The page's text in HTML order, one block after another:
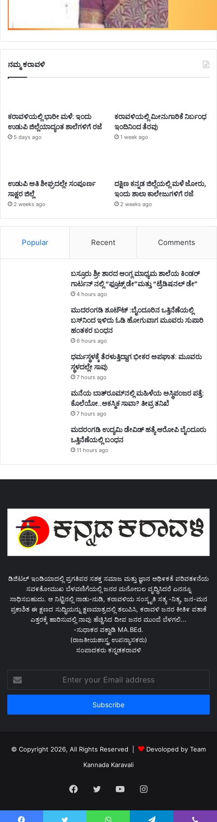
ನಮ್ಮ ಕರಾವಳಿ
ಕರಾವಳಿಯಲ್ಲಿ ಭಾರೀ ಮಳೆ: ಇಂದು
ಉಡುಪಿ ಜಿಲ್ಲೆಯಾದ್ಯಂತ ಶಾಲೆಗಳಿಗೆ ರಜೆ
5 days ago
ಕರಾವಳಿಯಲ್ಲಿ ಮೀನುಗಾರಿಕೆ ನಿರ್ಬಂಧ
ಇಂದಿನಿಂದ ತೆರವು
1 week ago
ಉಡುಪಿ ಅತಿ ಶೀಘ್ರದಲ್ಲೇ ಸಂಪೂರ್ಣ
ಸಾಕ್ಷರ ಜಿಲ್ಲೆ
2 weeks ago
ದಕ್ಷಿಣ ಕನ್ನಡ ಜಿಲ್ಲೆಯಲ್ಲಿ ಮಳೆ ಜೋರು,
ಇಂದು ಶಾಲಾ ಕಾಲೇಜುಗಳಿಗೆ ರಜೆ
2 weeks ago
Popular Recent Comments
ಬಸ್ರೂರು ಶ್ರೀ ಶಾರದ ಆಂಗ್ಲ ಮಾಧ್ಯಮ ಶಾಲೆಯ ಕಿಂಡರ್
ಗಾರ್ಟನ್ ನಲ್ಲಿ “ಫ್ರೂಟ್ಸ್ ಡೇ”ಮತ್ತು “ಟ್ರೆಡಿಷನಲ್ ಡೇ”
4 hours ago
ಮುದರಂಗಡಿ ಶೂಟೌಟ್ :ಬೈಂದೂರಿನ ಒತ್ತಿನೆಣೆಯಲ್ಲಿ
ಬಸ್‌ನಿಂದ ಇಳಿದು ಓಡಿ ಹೋಗುವಾಗ ಮೂವರು ಸುಪಾರಿ
ಹಂತಕರ ಬಂಧನ
6 hours ago
ಧರ್ಮಸ್ಥಳಕ್ಕೆ ತೆರಳುತ್ತಿದ್ದಾಗ ಭೀಕರ ಅಪಘಾತ: ಮೂವರು
ಸ್ಥಳದಲ್ಲೇ ಸಾವು
7 hours ago
ಮನೆಯ ಬಾತ್‌ರೂಮ್‌ನಲ್ಲಿ ಮಹಿಳೆಯ ಅಸ್ಥಿಪಂಜರ ಪತ್ತೆ:
ಕೊಲೆಯೋ..ಆಕಸ್ಮಿಕ ಸಾವಾ? ತೀವ್ರ ತನಿಖೆ
7 hours ago
ಮದರಂಗಡಿ ಉದ್ಯಮಿ ಡೇವಿಡ್ ಹತ್ಯೆ ಆರೋಪಿ ಬೈಂದೂರು
ಒತ್ತಿನೆಣೆಯಲ್ಲಿ ಬಂಧನ
11 hours ago
ಡಿಜಿಟಲ್ ಇಂಡಿಯಾದಲ್ಲಿ ಪ್ರಗತಿಪರ ಸಶಕ್ತ ಸಮಾಜ ಮತ್ತು ಜ್ಞಾನ ಆಥಿ೯ಕತೆ ಪರಿವತ೯ನೆಯ
ಸವ೯ತೋಮುಖ ಬೆಳವಣಿಗೆಯಲ್ಲಿ ಜನರ ಮನೋಬಲ ವೃದ್ಧಿಸಿದರೆ ಏನನ್ನೂ
ಸಾಧಿಸಬಹುದು. ಆ ನಿಟ್ಟಿನಲ್ಲಿ ನಾಡು-ನುಡಿ, ಕರಾವಳಿಯ ಸಂಸ್ಕೃತಿ ಸತ್ಯ -ನಿತ್ಯ, ಜನ-ಮನ
ಪ್ರಕಾಶಿತ ಈ ಕ್ಷಣದ ಸುದ್ಧಿಯನ್ನು ಕ್ಷಣಮಾತ್ರದಲ್ಲಿ ತಲುಪಿಸಿ, ಕರಾವಳಿ ಜನರ ಕೀತಿ೯ ಪತಾಕೆ
ಎತ್ತರಕ್ಕೆ ಹಾರಿಸುವಲ್ಲಿ ನಾವು ಹೆಚ್ಚಿಸಿದ ದೀಪ ಜನರ ಮುಂದೆ ಬೆಳಗಲಿ...
-ಸುಧಾಕರ ವಕ್ವಾಡಿ MA.BEd.
(ರಾಜಕೀಯಶಾಸ್ತ್ರ ಉಪನ್ಯಾಸಕರು)
ಸಂಪಾದಕರು ಕನ್ನಡಕರಾವಳಿ
your
Email
© Copyright 2026, All Rights Reserved |
Devoloped by Team
Kannada Karavali
Facebook
TwitterYouTubeInstagram